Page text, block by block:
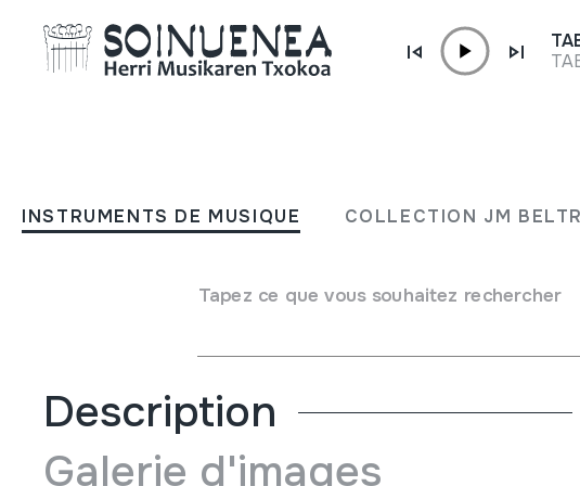
INSTRUMENTS DE MUSIQUE COLLECTION JM
Tapez ce que vous souhaitez rechercher
Hiruak dantzan
10 Novembre 2024 - 25 Mai 2025
Description
Galerie d'images